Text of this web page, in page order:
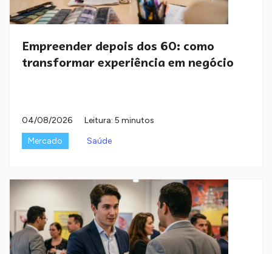
Empreender depois dos 60: como
transformar experiência em negócio
04/08/2026
Leitura: 5 minutos
Mercado
Saúde